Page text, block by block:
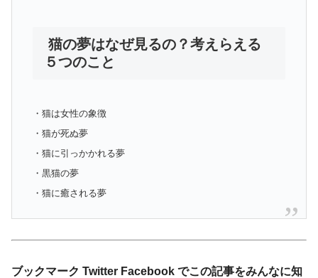
猫の夢はなぜ見るの？考えらえる
５つのこと
・猫は女性の象徴
・猫が死ぬ夢
・猫に引っかかれる夢
・黒猫の夢
・猫に癒される夢
ブックマーク Twitter Facebook でこの記事をみんなに知